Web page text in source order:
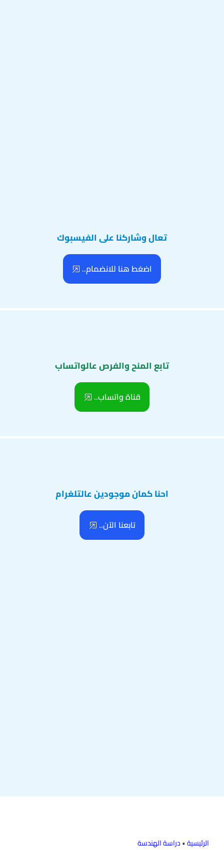
تعال وشاركنا على الفيسبوك
اضغط هنا للانضمام..
تابع المنح والفرص عالواتساب
قناة واتساب..
احنا كمان موجودين عالتلغرام
تابعنا الآن..
الرئيسية•دراسة الهندسة